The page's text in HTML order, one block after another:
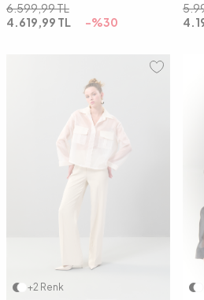
6.599,99TL
4.619,99 TL -%30
+2 Renk